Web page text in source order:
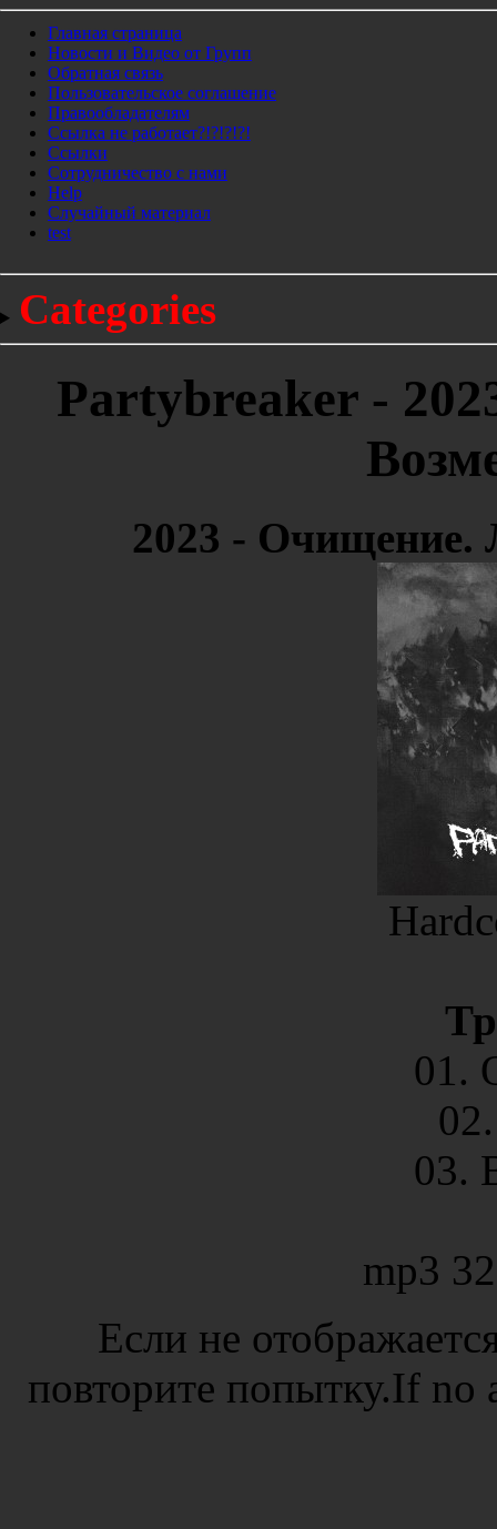
Главная страница
Новости и Видео от Групп
Обратная связь
Пользовательское соглашение
Правообладателям
Ссылка не работает?!?!?!?!
Ссылки
Сотрудничество с нами
Help
Cлучайный материал
test
Categories
Partybreaker -
2023 - Очищение.
01.
03.
mp3
Если не
повторите попытку.If